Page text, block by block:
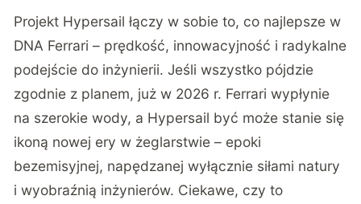
Projekt Hypersail łączy w sobie to, co najlepsze w
DNA Ferrari – prędkość, innowacyjność i radykalne
podejście do inżynierii. Jeśli wszystko pójdzie
zgodnie z planem, już w 2026 r. Ferrari wypłynie
na szerokie wody, a Hypersail być może stanie się
ikoną nowej ery w żeglarstwie – epoki
bezemisyjnej, napędzanej wyłącznie siłami natury
i wyobraźnią inżynierów. Ciekawe, czy to